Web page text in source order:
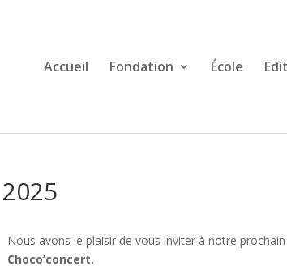
Accueil Fondation École
Nous avons le plaisir de vous inviter à notre prochain
Choco’concert.